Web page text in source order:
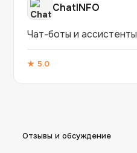
ChatINFO
Чат-боты и ассистенты
★ 5.0
Отзывы и обсуждение